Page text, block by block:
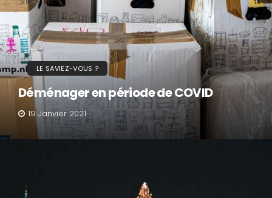
LE SAVIEZ-VOUS ?
Déménager en période de COVID
19 Janvier 2021